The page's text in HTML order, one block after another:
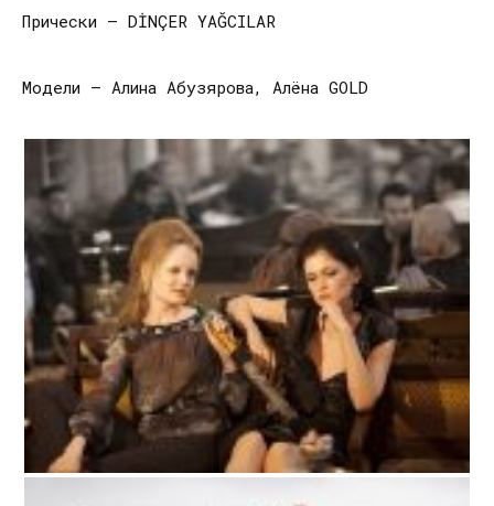
Прически – DİNÇER YAĞCILAR
Модели — Алина Абузярова, Алёна GOLD